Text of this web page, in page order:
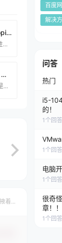
国内为何对国外AI平台说不：copilot和chatgpt的禁用背后的原因
人工智能（AI）是当今世界最具创新性和影响力的技术之一，它正在改变着各个领域和行业的发展。然而，AI技术的发展也带来了一系列的挑战和风险，比如数据安全、隐私保护、伦理道德、社会公平等。为了促进AI技术的健康发展和规范应用，不同国家和地区都制定了相应的政策和法规，以保障AI技术的安全、可信、可控。 国内作为AI技术的重要参与者和推动者，也高度重视AI技术的监管和管理，尤其是对于生成式AI技术，即利用大规模的数据和算力，通过深度学习的方法，生成各种类型的内容，如文本、图像、音频、视频等。生成式AI技术具有强大的创造力和
Adobe推出的嘎嘎香免费工具 – 提升效率的利器
Adobe旗下的产品中，你最常使用的是哪款呢？设计师们真的很厉害，他们可以熟练地运用PhotoShop、Illustrator等软件，轻松完成各种设计任务，令人羡慕不已。 不过，其实只要稍加练习，你也可以像他们一样高效地工作。虽然PhotoShop、Premiere Pro、After EffectsIllustrator等软件对于很多人来说是必备的工具，但这些软件并不是免费的。 光是订阅PhotoShop和Lightroom一年的费用就高达888元。 应对昂贵的价格，很多人只能使用所谓的”高级版
着...
百度
解决
问答
热门
i5-
的！
1 个回答
1 个回答
电脑
1 个回答
很奇
章！！
1 个回答